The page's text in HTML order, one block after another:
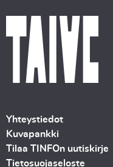
Yhteystiedot
Kuvapankki
Tilaa TINFOn uutiskirje
Tietosuojaseloste